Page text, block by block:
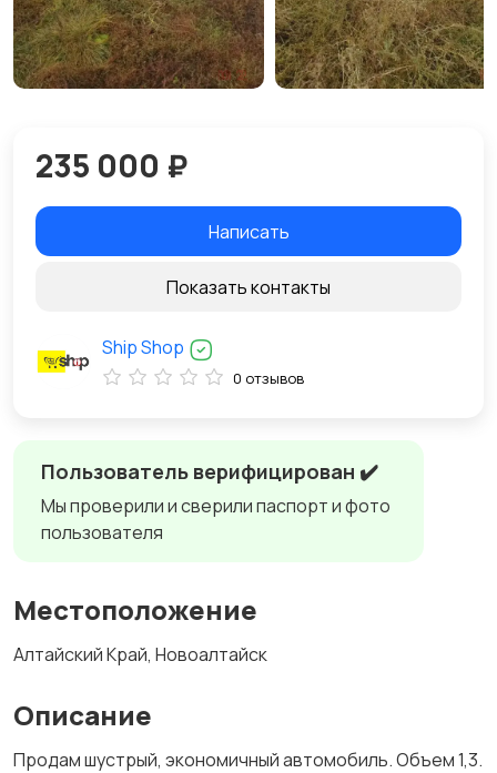
Пользователь верифицирован ✔️
Мы проверили и сверили паспорт и фото
пользователя
Местоположение
Алтайский Край, Новоалтайск
Описание
Продам шустрый, экономичный автомобиль. Объем 1,3.
235 000 ₽
Написать
Показать контакты
Ship Shop
0 отзывов